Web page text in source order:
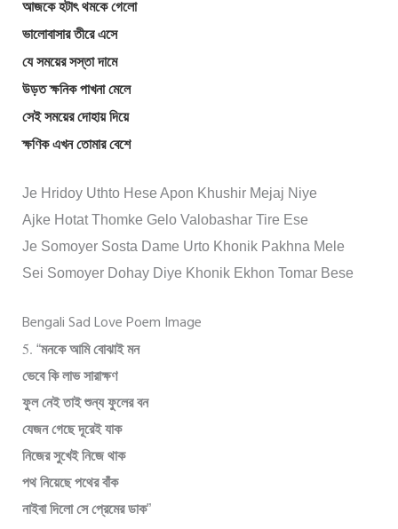
আজকে হটাৎ থমকে গেলো
ভালোবাসার তীরে এসে
যে সময়ের সস্তা দামে
উড়ত ক্ষনিক পাখনা মেলে
সেই সময়ের দোহায় দিয়ে
ক্ষণিক এখন তোমার বেশে
Je Hridoy Uthto Hese Apon Khushir Mejaj Niye
Ajke Hotat Thomke Gelo Valobashar Tire Ese
Je Somoyer Sosta Dame Urto Khonik Pakhna Mele
Sei Somoyer Dohay Diye Khonik Ekhon Tomar Bese
Bengali Sad Love Poem Image
5. “মনকে আমি বোঝাই মন
ভেবে কি লাভ সারাক্ষণ
ফুল নেই তাই শুন্য ফুলের বন
যেজন গেছে দূরেই যাক
নিজের সুখেই নিজে থাক
পথ নিয়েছে পথের বাঁক
নাইবা দিলো সে প্রেমের ডাক”